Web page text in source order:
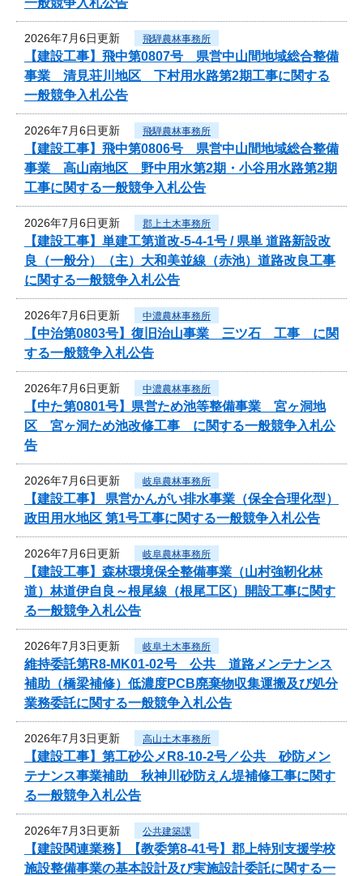
2026年7月6日更新 飛騨農林事務所
【建設工事】飛中第0807号 県営中山間地域総合整備
事業 清見荘川地区 下村用水路第2期工事に関する
一般競争入札公告
2026年7月6日更新 飛騨農林事務所
【建設工事】飛中第0806号 県営中山間地域総合整備
事業 高山南地区 野中用水第2期・小谷用水路第2期
工事に関する一般競争入札公告
2026年7月6日更新 郡上土木事務所
【建設工事】単建工第道改-5-4-1号 / 県単 道路新設改
良（一般分）（主）大和美並線（赤池）道路改良工事
に関する一般競争入札公告
2026年7月6日更新 中濃農林事務所
【中治第0803号】復旧治山事業 三ツ石 工事 に関
する一般競争入札公告
2026年7月6日更新 中濃農林事務所
【中た第0801号】県営ため池等整備事業 宮ヶ洞地
区 宮ヶ洞ため池改修工事 に関する一般競争入札公
告
2026年7月6日更新 岐阜農林事務所
【建設工事】 県営かんがい排水事業（保全合理化型）
政田用水地区 第1号工事に関する一般競争入札公告
2026年7月6日更新 岐阜農林事務所
【建設工事】森林環境保全整備事業（山村強靭化林
道）林道伊自良～根尾線（根尾工区）開設工事に関す
る一般競争入札公告
2026年7月3日更新 岐阜土木事務所
維持委託第R8-MK01-02号 公共 道路メンテナンス
補助（橋梁補修）低濃度PCB廃棄物収集運搬及び処分
業務委託に関する一般競争入札公告
2026年7月3日更新 高山土木事務所
【建設工事】第工砂公メR8-10-2号／公共 砂防メン
テナンス事業補助 秋神川砂防えん堤補修工事に関す
る一般競争入札公告
2026年7月3日更新 公共建築課
【建設関連業務】【教委第8-41号】郡上特別支援学校
施設整備事業の基本設計及び実施設計委託に関する一